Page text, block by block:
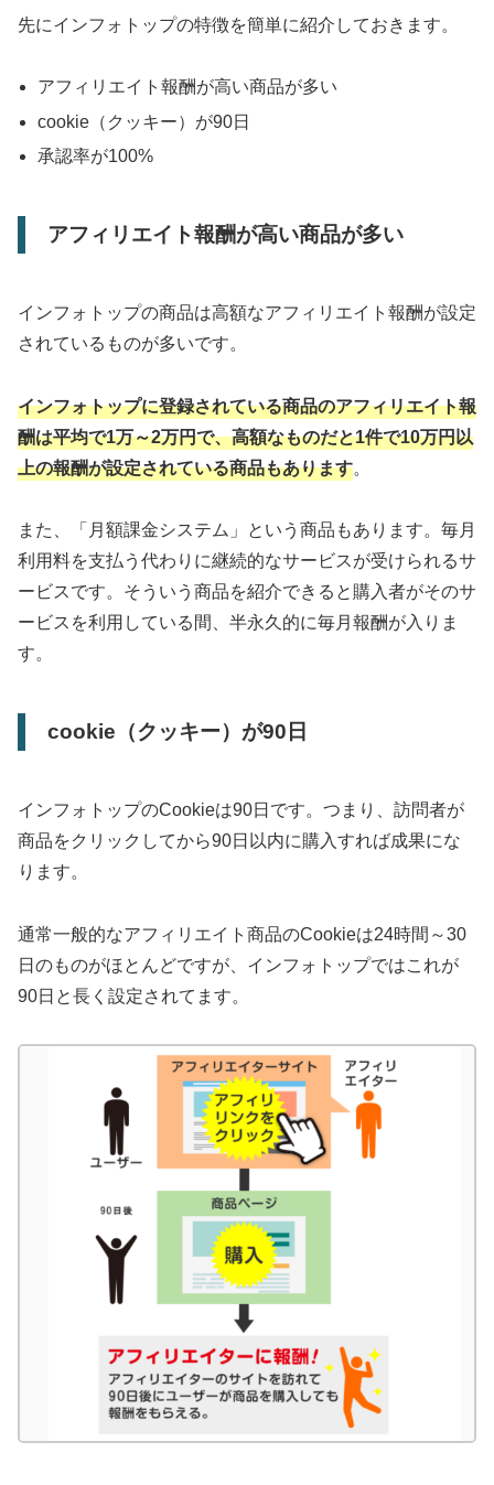
先にインフォトップの特徴を簡単に紹介しておきます。
アフィリエイト報酬が高い商品が多い
cookie（クッキー）が90日
承認率が100%
アフィリエイト報酬が高い商品が多い
インフォトップの商品は高額なアフィリエイト報酬が設定
されているものが多いです。
インフォトップに登録されている商品のアフィリエイト報
酬は平均で1万～2万円で、高額なものだと1件で10万円以
上の報酬が設定されている商品もあります。
また、「月額課金システム」という商品もあります。毎月
利用料を支払う代わりに継続的なサービスが受けられるサ
ービスです。そういう商品を紹介できると購入者がそのサ
ービスを利用している間、半永久的に毎月報酬が入りま
す。
cookie（クッキー）が90日
インフォトップのCookieは90日です。つまり、訪問者が
商品をクリックしてから90日以内に購入すれば成果にな
ります。
通常一般的なアフィリエイト商品のCookieは24時間～30
日のものがほとんどですが、インフォトップではこれが
90日と長く設定されてます。